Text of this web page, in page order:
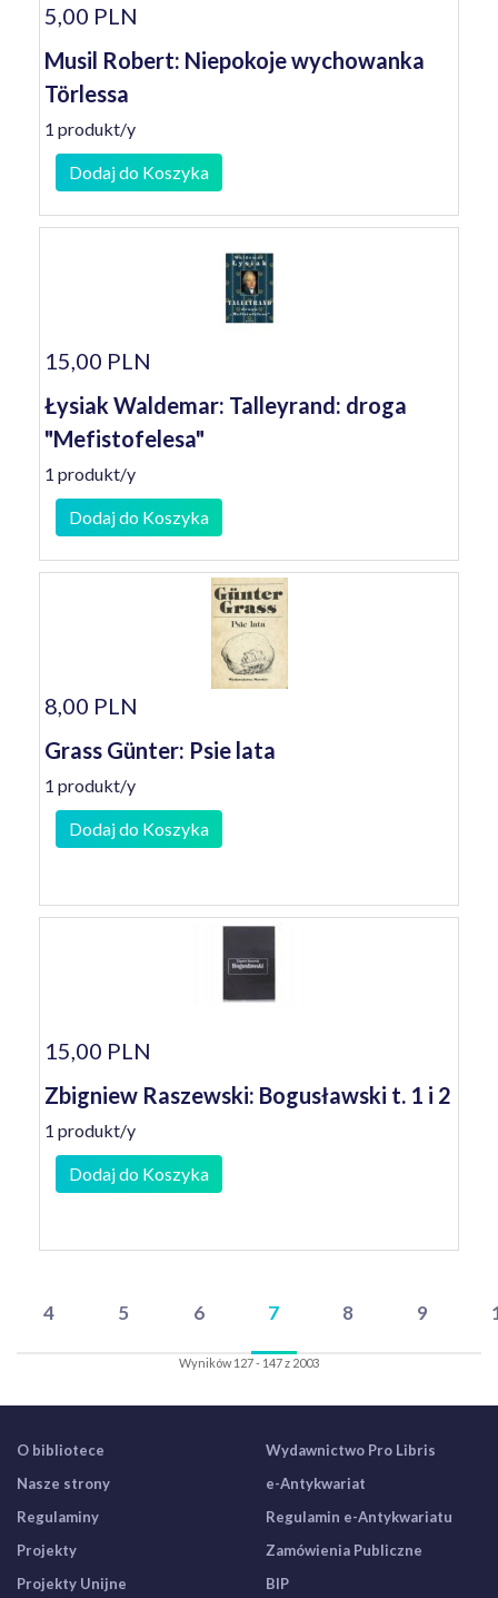
5,00 PLN
Musil Robert: Niepokoje wychowanka
Törlessa
1 produkt/y
Dodaj do Koszyka
15,00 PLN
Łysiak Waldemar: Talleyrand: droga
"Mefistofelesa"
1 produkt/y
Dodaj do Koszyka
8,00 PLN
Grass Günter: Psie lata
1 produkt/y
Dodaj do Koszyka
15,00 PLN
Zbigniew Raszewski: Bogusławski t. 1 i 2
1 produkt/y
Dodaj do Koszyka
4 5 6 7 8 9
Wyników 127 - 147 z 2003
O bibliotece
Nasze strony
Regulaminy
Projekty
Projekty Unijne
Wydawnictwo Pro Libris
e-Antykwariat
Regulamin e-Antykwariatu
Zamówienia Publiczne
BIP